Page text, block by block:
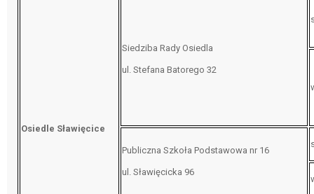
Osiedle Sławięcice
Siedziba Rady Osiedla
ul. Stefana Batorego 32
Publiczna Szkoła Podstawowa nr 16
ul. Sławięcicka 96